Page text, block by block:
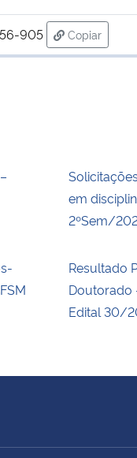
905
Copiar
para área
em
2ºSem/
Resultado
Doutorado
Edital 30/